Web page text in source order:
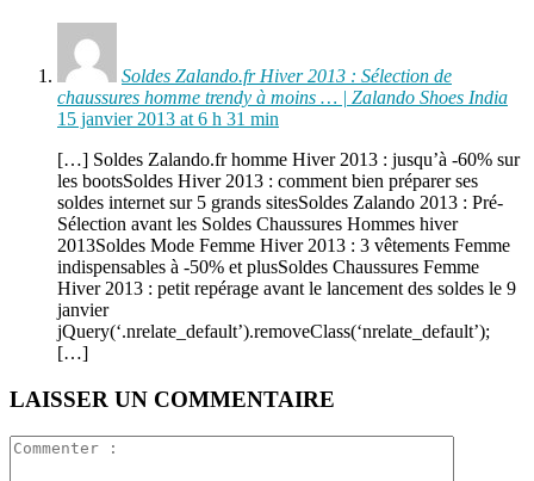
Soldes Zalando.fr Hiver 2013 : Sélection de
chaussures homme trendy à moins … | Zalando Shoes India
15 janvier 2013 at 6 h 31 min
[…] Soldes Zalando.fr homme Hiver 2013 : jusqu’à -60% sur
les bootsSoldes Hiver 2013 : comment bien préparer ses
soldes internet sur 5 grands sitesSoldes Zalando 2013 : Pré-
Sélection avant les Soldes Chaussures Hommes hiver
2013Soldes Mode Femme Hiver 2013 : 3 vêtements Femme
indispensables à -50% et plusSoldes Chaussures Femme
Hiver 2013 : petit repérage avant le lancement des soldes le 9
janvier
jQuery(‘.nrelate_default’).removeClass(‘nrelate_default’);
[…]
LAISSER UN COMMENTAIRE